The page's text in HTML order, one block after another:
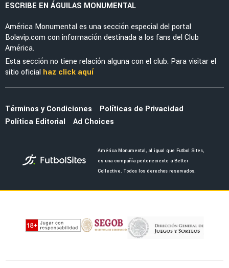
ESCRIBE EN ÁGUILAS MONUMENTAL
América Monumental es una sección especial del portal
Bolavip.com con información destinada a los fans del Club
América.
Esta sección no tiene relación alguna con el club. Para visitar el
sitio oficial haz click aquí
Términos y Condiciones
Políticas de Privacidad
Política Editorial
Ad Choices
América Monumental, al igual que Futbol Sites,
es una compañía perteneciente a Better
Collective. Todos los derechos reservados.